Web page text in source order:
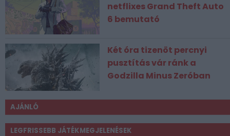
netflixes Grand Theft Auto
6 bemutató
Két óra tizenöt percnyi
pusztítás vár ránk a
Godzilla Minus Zeróban
AJÁNLÓ
LEGFRISSEBB JÁTÉKMEGJELENÉSEK